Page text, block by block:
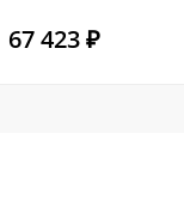
67 423 ₽